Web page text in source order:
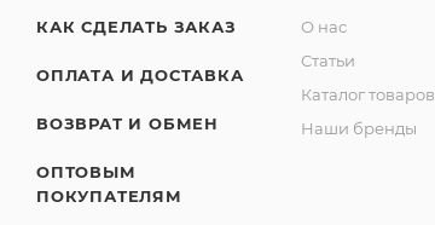
КАК СДЕЛАТЬ ЗАКАЗ
ОПЛАТА И ДОСТАВКА
ВОЗВРАТ И ОБМЕН
ОПТОВЫМ
ПОКУПАТЕЛЯМ
О нас
Статьи
Каталог товаров
Наши бренды